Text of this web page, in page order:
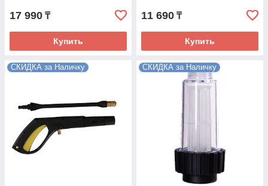
17 990 ₸
Купить
11 690 ₸
Купить
СКИДКА за Наличку СКИДКА за Наличку